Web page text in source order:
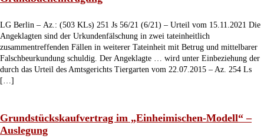
LG Berlin – Az.: (503 KLs) 251 Js 56/21 (6/21) – Urteil vom 15.11.2021 Die
Angeklagten sind der Urkundenfälschung in zwei tateinheitlich
zusammentreffenden Fällen in weiterer Tateinheit mit Betrug und mittelbarer
Falschbeurkundung schuldig. Der Angeklagte … wird unter Einbeziehung der
durch das Urteil des Amtsgerichts Tiergarten vom 22.07.2015 – Az. 254 Ls
[…]
Grundstückskaufvertrag im „Einheimischen-Modell“ –
Auslegung